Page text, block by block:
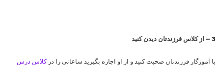
3 – از كلاس فرزندتان دیدن كنید
با آموزگار فرزندتان صحبت كنید و از او اجازه بگیرید ساعاتی را در كلاس درس